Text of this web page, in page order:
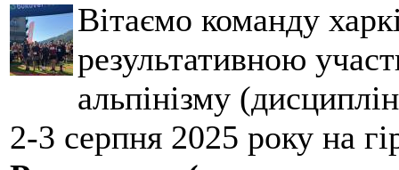
Вітаємо команду
результативною
альпінізму
2-3 серпня 2025 року на